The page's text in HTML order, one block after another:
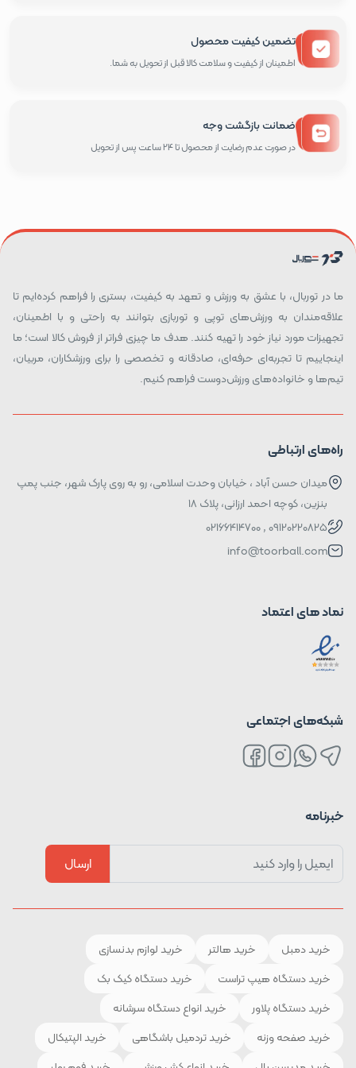
تضمین کیفیت محصول
اطمینان از کیفیت و سلامت کالا قبل از تحویل به شما.
ضمانت بازگشت وجه
در صورت عدم رضایت از محصول تا 24 ساعت پس از تحویل
ما در توربال، با عشق به ورزش و تعهد به کیفیت، بستری را فراهم کرده‌ایم تا
علاقه‌مندان به ورزش‌های توپی و توربازی بتوانند به راحتی و با اطمینان،
تجهیزات مورد نیاز خود را تهیه کنند. هدف ما چیزی فراتر از فروش کالا است؛ ما
اینجاییم تا تجربه‌ای حرفه‌ای، صادقانه و تخصصی را برای ورزشکاران، مربیان،
تیم‌ها و خانواده‌های ورزش‌دوست فراهم کنیم.
راه‌های ارتباطی
میدان حسن آباد ، خیابان وحدت اسلامی، رو به روی پارک شهر، جنب پمپ
بنزین، کوچه احمد ارزانی، پلاک ۱۸
09120220825 , 02166414700
info@toorball.com
نماد های اعتماد
شبکه‌های اجتماعی
خبرنامه
ارسال
خرید دمبل خرید هالتر
خرید لوازم بدنسازی
خرید دستگاه هیپ تراست
خرید دستگاه کیک بک
خرید دستگاه پلاور
خرید انواع دستگاه سرشانه
خرید صفحه وزنه
خرید تردمیل باشگاهی
خرید الپتیکال